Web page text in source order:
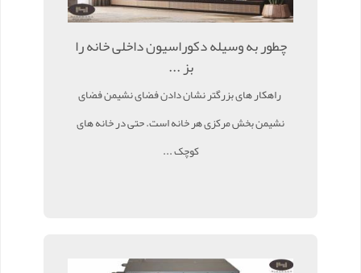
چطور به وسیله دکوراسیون داخلی خانه را
بز ...
راهکار های بزرگتر نشان دادن فضای نشیمن فضای
نشیمن بخش مرکزی هر خانه است. حتی در خانه های
کوچک ...